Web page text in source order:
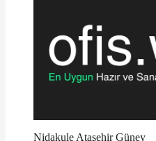
Nidakule Ataşehir Güney